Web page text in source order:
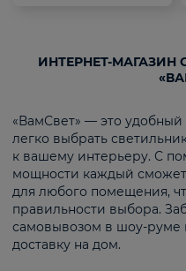
ИНТЕРНЕТ-
«ВамСвет» — это
легко выбрать
к вашему интерьеру. С
мощности каждый сможет
для любого помещения,
правильности выбора.
самовывозом в шоу-руме
доставку на дом.